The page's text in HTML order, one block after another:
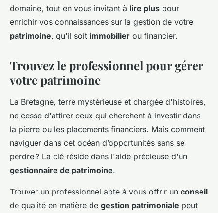
domaine, tout en vous invitant à lire plus pour
enrichir vos connaissances sur la gestion de votre
patrimoine, qu'il soit immobilier ou financier.
Trouvez le professionnel pour gérer
votre patrimoine
La Bretagne, terre mystérieuse et chargée d'histoires,
ne cesse d'attirer ceux qui cherchent à investir dans
la pierre ou les placements financiers. Mais comment
naviguer dans cet océan d’opportunités sans se
perdre ? La clé réside dans l'aide précieuse d'un
gestionnaire de patrimoine.
Trouver un professionnel apte à vous offrir un conseil
de qualité en matière de gestion patrimoniale peut